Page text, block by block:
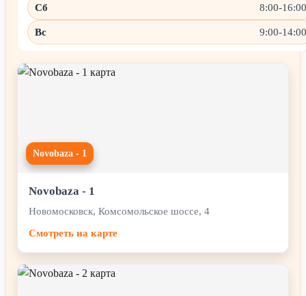
Сб 8:00-16:00
Вс 9:00-14:00
Novobaza - 1
Novobaza - 1
Новомосковск, Комсомольское шоссе, 4
Смотреть на карте